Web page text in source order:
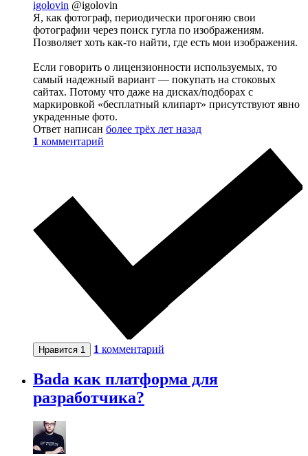
igolovin @igolovin
Я, как фотограф, периодически прогоняю свои
фотографии через поиск гугла по изображениям.
Позволяет хоть как-то найти, где есть мои изображения.
Если говорить о лицензионности используемых, то
самый надежный вариант — покупать на стоковых
сайтах. Потому что даже на дисках/подборах с
маркировкой «бесплатный клипарт» присутствуют явно
украденные фото.
Ответ написан более трёх лет назад
1 комментарий
Нравится 1 1 комментарий
Bada как платформа для
разработчика?